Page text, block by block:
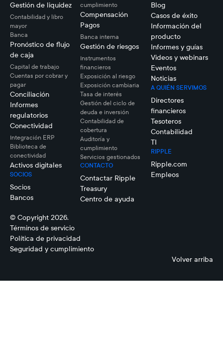
Gestión de liquidez
Contabilidad y libro
mayor
Banca
Pronóstico de flujo
de caja
Capital de trabajo
Cuentas por cobrar y
pagar
Conciliación
Informes
regulatorios
Conectividad
Integración ERP
Biblioteca de
conectividad
Activos digitales
SOCIOS
Socios
Bancos
cumplimiento
Compensación
Pagos
Banca interna
Gestión de riesgos
Instrumentos
financieros
Exposición al riesgo
Exposición cambiaria
Tasa de interés
Gestión del ciclo de
deuda e inversión
Contabilidad de
cobertura
Auditoría y
cumplimiento
Servicios gestionados
CONTACTO
Contactar Ripple
Treasury
Centro de ayuda
Blog
Casos de éxito
Información del
producto
Informes y guías
Videos y webinars
Eventos
Noticias
A QUIÉN SERVIMOS
Directores
financieros
Tesoteros
Contabilidad
TI
RIPPLE
Ripple.com
Empleos
© Copyright 2026.
Términos de servicio
Política de privacidad
Seguridad y cumplimiento
Volver arriba